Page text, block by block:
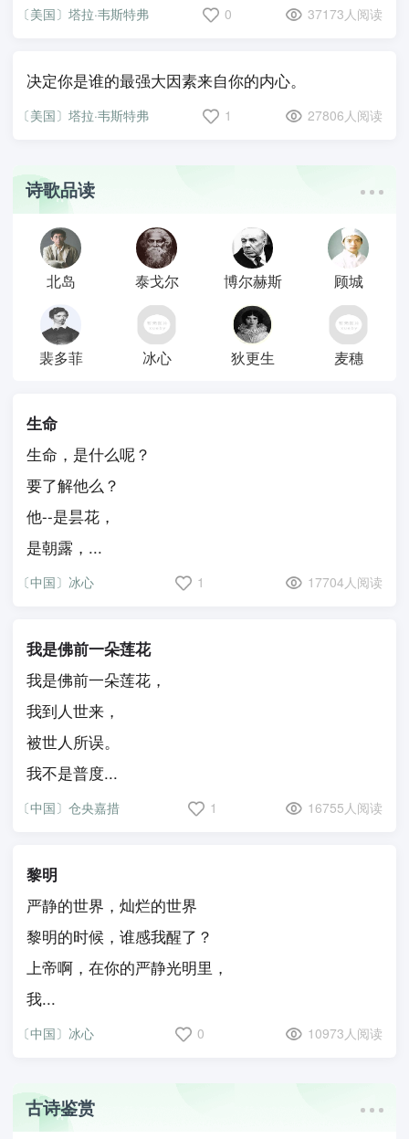
〔美国〕塔拉·韦斯特弗 0 37173人阅读
决定你是谁的最强大因素来自你的内心。
〔美国〕塔拉·韦斯特弗 1 27806人阅读
诗歌品读
北岛 泰戈尔 博尔赫斯 顾城
裴多菲 冰心 狄更生 麦穗
生命
生命，是什么呢？
要了解他么？
他--是昙花，
是朝露，...
〔中国〕冰心 1 17704人阅读
我是佛前一朵莲花
我是佛前一朵莲花，
我到人世来，
被世人所误。
我不是普度...
〔中国〕仓央嘉措 1 16755人阅读
黎明
严静的世界，灿烂的世界
黎明的时候，谁感我醒了？
上帝啊，在你的严静光明里，
我...
〔中国〕冰心 0 10973人阅读
古诗鉴赏